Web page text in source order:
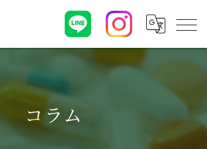
コラム